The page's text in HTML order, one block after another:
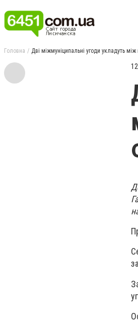
Головна Дві міжмуніципальні угоди укладуть